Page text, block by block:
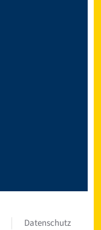
Datenschutz